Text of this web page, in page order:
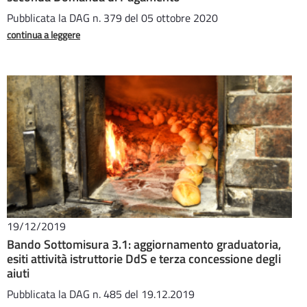
Pubblicata la DAG n. 379 del 05 ottobre 2020
continua a leggere
19/12/2019
Bando Sottomisura 3.1: aggiornamento graduatoria,
esiti attività istruttorie DdS e terza concessione degli
aiuti
Pubblicata la DAG n. 485 del 19.12.2019